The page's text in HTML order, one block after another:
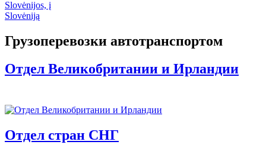
Грузоперевозки автотранспортом
Отдел Великобритании и Ирландии
Отдел стран СНГ